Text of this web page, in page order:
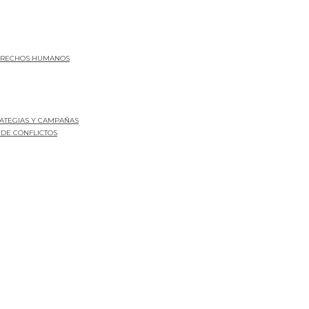
HUMANOS
Y CAMPAÑAS
CONFLICTOS